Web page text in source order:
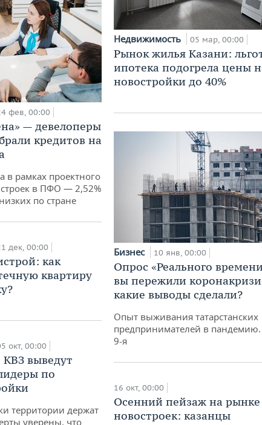
фев, 00:00
— девелоперы
кредитов на
в рамках проектного
в ПФО — 2,52%
по стране
дек, 00:00
как
квартиру
окт, 00:00
выведут
по
территории держат
уверены, что
Недвижимость 05 мар, 00:00
Рынок жилья Казани:
ипотека подогрела цены
новостройки до 40%
Бизнес 10 янв, 00:00
Опрос «Реального
вы пережили
какие выводы сделали?
Опыт выживания татарстанских
предпринимателей в пандемию.
9-я
16 окт, 00:00
Осенний пейзаж на рынке
новостроек: казанцы